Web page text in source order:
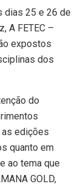
dias 25 e 26 de
A FETEC –
expostos
dos
do
as edições
quanto em
ao tema que
GOLD,